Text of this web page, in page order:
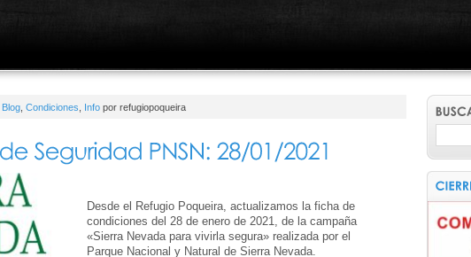
Blog Condiciones Info por refugiopoqueira
Desde el Refugio Poqueira, actualizamos la ficha de
condiciones del 28 de enero de 2021, de la campaña
«Sierra Nevada para vivirla segura» realizada por el
Parque Nacional y Natural de Sierra Nevada.